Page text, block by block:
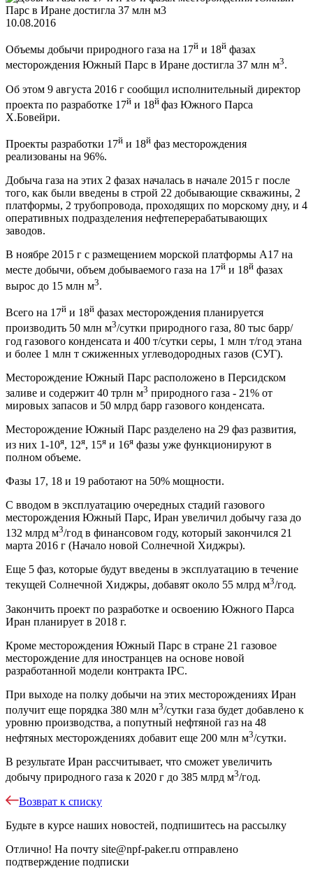
10.08.2016
Объемы добычи природного газа на 17й и 18й фазах
месторождения Южный Парс в Иране достигла 37 млн м3.
Об этом 9 августа 2016 г сообщил исполнительный директор
проекта по разработке 17й и 18й фаз Южного Парса
Х.Бовейри.
Проекты разработки 17й и 18й фаз месторождения
реализованы на 96%.
Добыча газа на этих 2 фазах началась в начале 2015 г после
того, как были введены в строй 22 добывающие скважины, 2
платформы, 2 трубопровода, проходящих по морскому дну, и 4
оперативных подразделения нефтеперерабатывающих
заводов.
В ноябре 2015 г с размещением морской платформы А17 на
месте добычи, объем добываемого газа на 17й и 18й фазах
вырос до 15 млн м3.
Всего на 17й и 18й фазах месторождения планируется
производить 50 млн м3/сутки природного газа, 80 тыс барр/
год газового конденсата и 400 т/сутки серы, 1 млн т/год этана
и более 1 млн т сжиженных углеводородных газов (СУГ).
Месторождение Южный Парс расположено в Персидском
заливе и содержит 40 трлн м3 природного газа - 21% от
мировых запасов и 50 млрд барр газового конденсата.
Месторождение Южный Парс разделено на 29 фаз развития,
из них 1-10я, 12я, 15я и 16я фазы уже функционируют в
полном объеме.
Фазы 17, 18 и 19 работают на 50% мощности.
С вводом в эксплуатацию очередных стадий газового
месторождения Южный Парс, Иран увеличил добычу газа до
132 млрд м3/год в финансовом году, который закончился 21
марта 2016 г (Начало новой Солнечной Хиджры).
Еще 5 фаз, которые будут введены в эксплуатацию в течение
текущей Солнечной Хиджры, добавят около 55 млрд м3/год.
Закончить проект по разработке и освоению Южного Парса
Иран планирует в 2018 г.
Кроме месторождения Южный Парс в стране 21 газовое
месторождение для иностранцев на основе новой
разработанной модели контракта IPC.
При выходе на полку добычи на этих месторождениях Иран
получит еще порядка 380 млн м3/сутки газа будет добавлено к
уровню производства, а попутный нефтяной газ на 48
нефтяных месторождениях добавит еще 200 млн м3/сутки.
В результате Иран рассчитывает, что сможет увеличить
добычу природного газа к 2020 г до 385 млрд м3/год.
Возврат к списку
Будьте в курсе наших новостей, подпишитесь на рассылку
Отлично! На почту site@npf-paker.ru отправлено
подтверждение подписки